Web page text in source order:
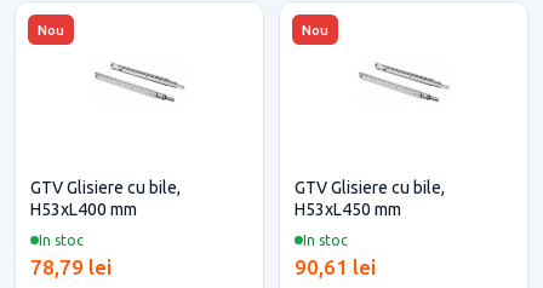
Nou
In stoc
GTV Glisiere cu bile,
H53xL400 mm
78,79 lei
Nou
In stoc
GTV Glisiere cu bile,
H53xL450 mm
90,61 lei